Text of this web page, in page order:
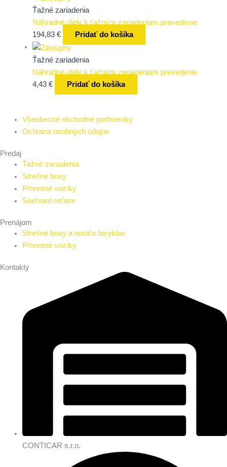
Ťažné zariadenia
Náhradné diely k ťažným zariadeniam prevedenie
194,83 € Pridať do košíka
Ťažné zariadenia
Náhradné diely k ťažným zariadeniam prevedenie
4,43 € Pridať do košíka
Všeobecné obchodné podmienky
Ochrana osobných údajov
Predaj
Ťažné zariadenia
Strešné boxy
Prívesné vozíky
Snehové reťaze
Prenájom
Strešné boxy a nosiče bicyklov
Prívesné vozíky
Kontakty
CONTICAR s.r.o.